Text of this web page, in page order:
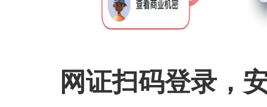
网证扫码登录，